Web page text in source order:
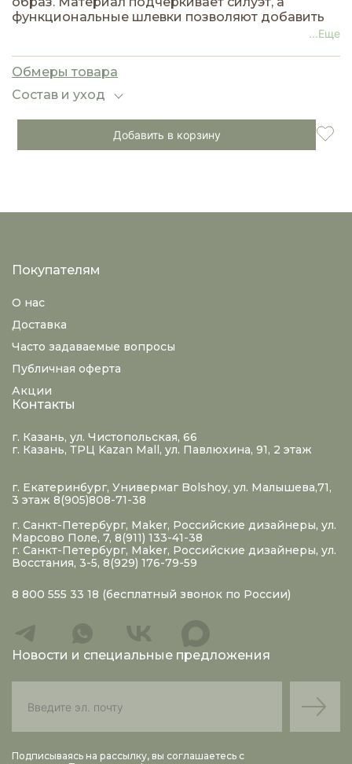
Добавить в корзину
функциональные шлевки позволяют добавить
и модных городских образов.
...Еще
Обмеры товара
Состав и уход
Покупателям
О нас
Доставка
Часто задаваемые вопросы
Публичная оферта
Акции
Контакты
г. Казань, ул. Чистопольская, 66
г. Казань, ТРЦ Kazan Mall, ул. Павлюхина, 91, 2 этаж
г. Екатеринбург, Универмаг Bolshoy, ул. Малышева,71,
3 этаж 8(905)808-71-38
г. Санкт-Петербург, Maker, Российские дизайнеры, ул.
Марсово Поле, 7, 8(911) 133-41-38
г. Санкт-Петербург, Maker, Российские дизайнеры, ул.
Восстания, 3-5, 8(929) 176-79-59
8 800 555 33 18 (бесплатный звонок по России)
Новости и специальные предложения
Подписываясь на рассылку, вы соглашаетесь с